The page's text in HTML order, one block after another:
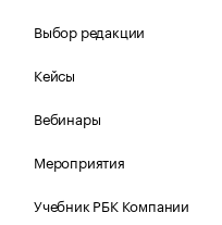
Выбор редакции
Кейсы
Вебинары
Мероприятия
Учебник РБК Компании